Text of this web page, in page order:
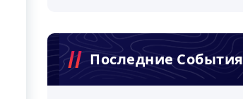
Последние События